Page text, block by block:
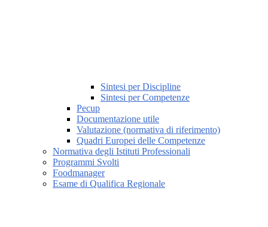
Sintesi per Discipline
Sintesi per Competenze
Pecup
Documentazione utile
Valutazione (normativa di riferimento)
Quadri Europei delle Competenze
Normativa degli Istituti Professionali
Programmi Svolti
Foodmanager
Esame di Qualifica Regionale